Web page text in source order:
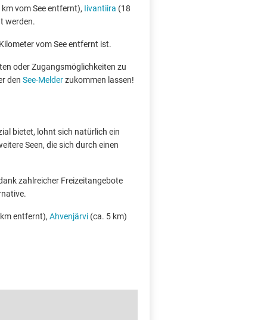
vom See entfernt), Iivantiira (18
werden.
vom See entfernt ist.
oder Zugangsmöglichkeiten zu
den See-Melderzukommen lassen!
bietet, lohnt sich natürlich ein
Seen, die sich durch einen
zahlreicher Freizeitangebote
entfernt), Ahvenjärvi (ca. 5 km)